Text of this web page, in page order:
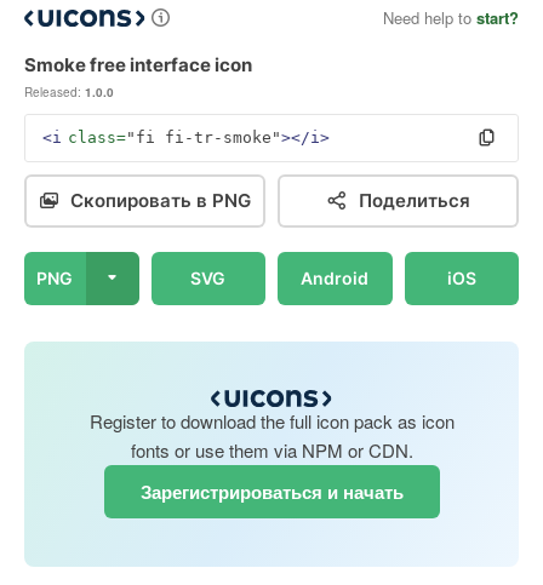
Need help to start?
Smoke free interface icon
Released: 1.0.0
<i class="fi fi-tr-smoke"></i>
Скопировать в PNG Поделиться
PNG SVG Android iOS
Register to download the full icon pack as icon
fonts or use them via NPM or CDN.
Зарегистрироваться и начать